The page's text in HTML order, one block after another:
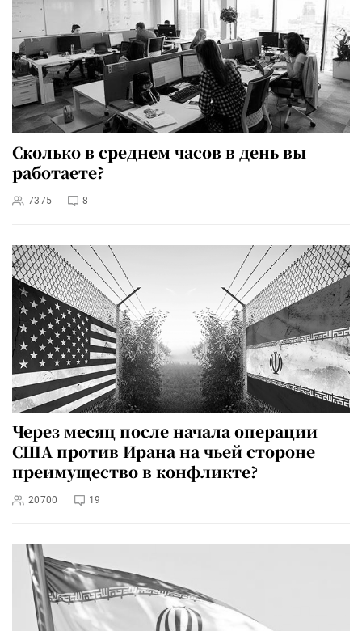
Сколько в среднем часов в день вы
работаете?
7375 8
Через месяц после начала операции
США против Ирана на чьей стороне
преимущество в конфликте?
20700 19